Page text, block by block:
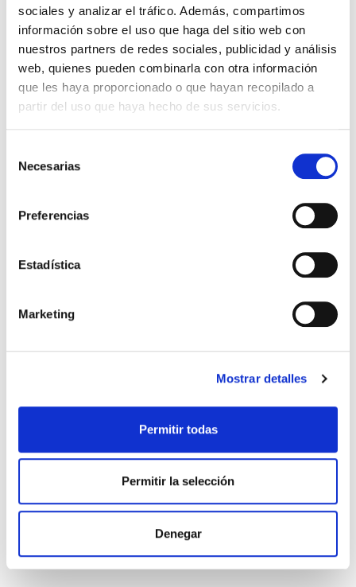
sociales y analizar el tráfico. Además, compartimos
información sobre el uso que haga del sitio web con
nuestros partners de redes sociales, publicidad y análisis
web, quienes pueden combinarla con otra información
que les haya proporcionado o que hayan recopilado a
partir del uso que haya hecho de sus servicios.
Necesarias
Preferencias
Estadística
Marketing
Mostrar detalles
Permitir todas
Permitir la selección
Denegar
PRODUCTOS RELACIONADOS